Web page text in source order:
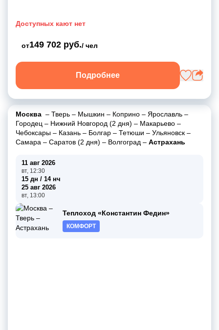
Доступных кают нет
от149 702 руб./ чел
Подробнее
Москва – Тверь – Мышкин – Коприно – Ярославль –
Городец – Нижний Новгород (2 дня) – Макарьево –
Чебоксары – Казань – Болгар – Тетюши – Ульяновск –
Самара – Саратов (2 дня) – Волгоград – Астрахань
11 авг 2026
вт, 12:30
15 дн / 14 нч
25 авг 2026
вт, 13:00
Теплоход «Константин Федин»
КОМФОРТ